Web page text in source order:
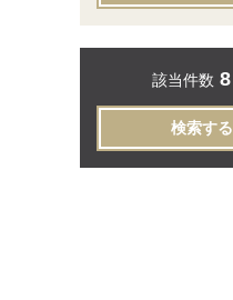
該当件数 8
検索する